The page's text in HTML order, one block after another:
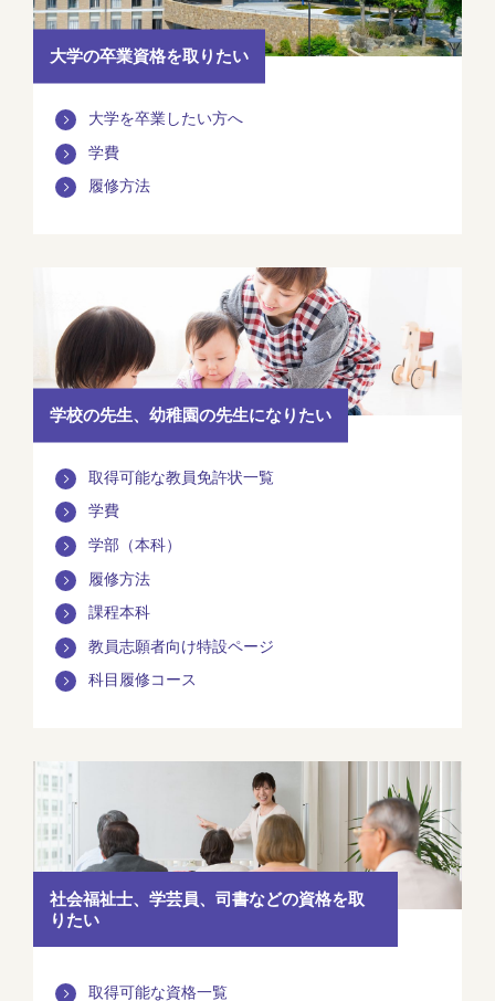
大学の卒業資格を取りたい
大学を卒業したい方へ
学費
履修方法
学校の先生、幼稚園の先生になりたい
取得可能な教員免許状一覧
学費
学部（本科）
履修方法
課程本科
教員志願者向け特設ページ
科目履修コース
社会福祉士、学芸員、司書などの資格を取
りたい
取得可能な資格一覧